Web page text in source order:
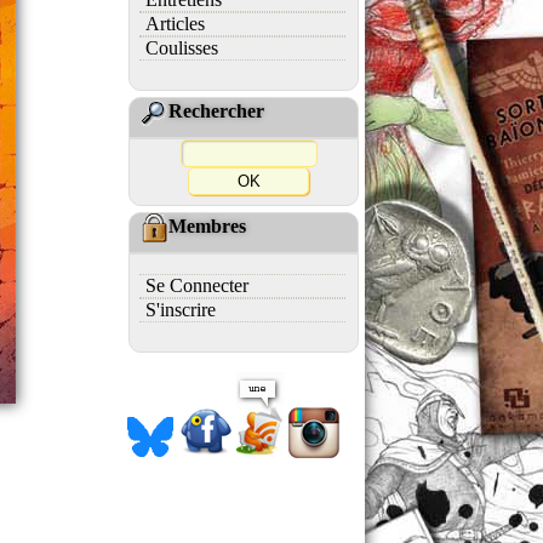
Articles
Coulisses
Rechercher
Membres
Se Connecter
S'inscrire